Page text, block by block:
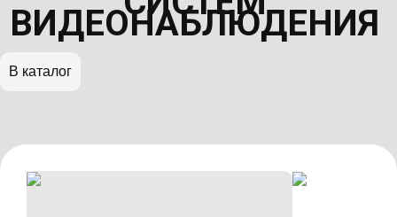
ВИДЕОНАБЛЮДЕНИЯ
В каталог